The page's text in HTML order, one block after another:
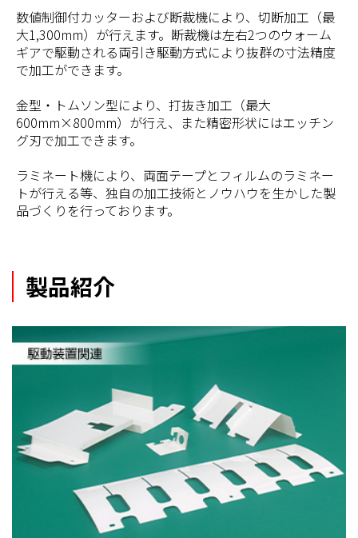
数値制御付カッターおよび断裁機により、切断加工（最
大1,300mm）が行えます。断裁機は左右2つのウォーム
ギアで駆動される両引き駆動方式により抜群の寸法精度
で加工ができます。
金型・トムソン型により、打抜き加工（最大
600mm×800mm）が行え、また精密形状にはエッチン
グ刃で加工できます。
ラミネート機により、両面テープとフィルムのラミネー
トが行える等、独自の加工技術とノウハウを生かした製
品づくりを行っております。
製品紹介